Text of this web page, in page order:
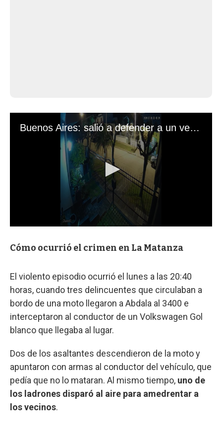
Cómo ocurrió el crimen en La Matanza
El violento episodio ocurrió el lunes a las 20:40
horas, cuando tres delincuentes que circulaban a
bordo de una moto llegaron a Abdala al 3400 e
interceptaron al conductor de un Volkswagen Gol
blanco que llegaba al lugar.
Dos de los asaltantes descendieron de la moto y
apuntaron con armas al conductor del vehículo, que
pedía que no lo mataran. Al mismo tiempo, uno de
los ladrones disparó al aire para amedrentar a
los vecinos.